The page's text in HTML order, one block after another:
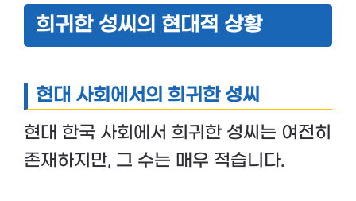
희귀한 성씨의 현대적 상황
현대 사회에서의 희귀한 성씨
현대 한국 사회에서 희귀한 성씨는 여전히
존재하지만, 그 수는 매우 적습니다.